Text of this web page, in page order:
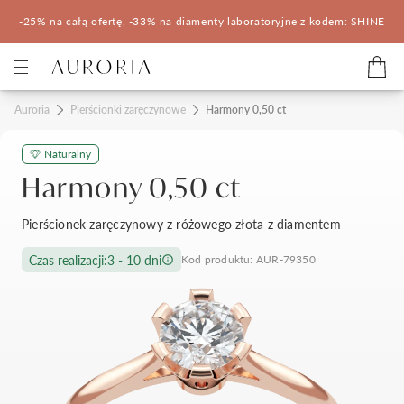
-25% na całą ofertę, -33% na diamenty laboratoryjne z kodem: SHINE
Kategorie
Pierścionki zaręczynowe
Pomocne
Konfigurator 3D
Salony Auroria
Salon Auroria Arkadia
Korzyści z zakupu
Auroria Pierścionki zaręczynowe Harmony 0,50 ct
Naturalny
Harmony 0,50 ct
Pierścionek zaręczynowy z różowego złota z diamentem
Czas realizacji:3 - 10 dni Kod produktu: AUR-79350